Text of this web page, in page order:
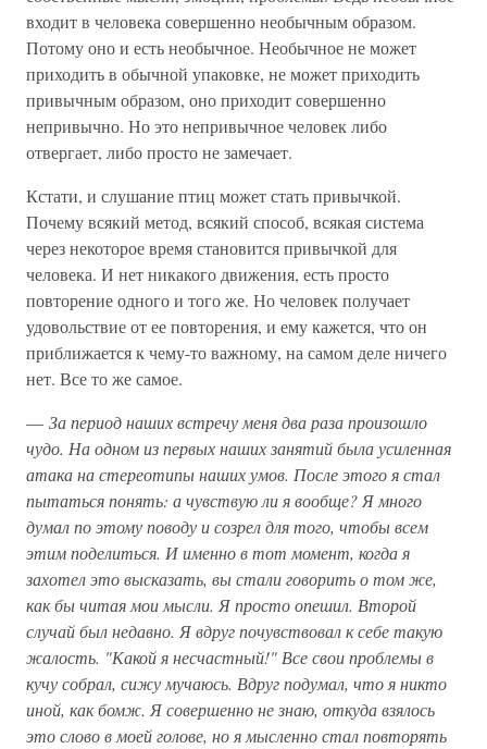
входит в человека совершенно необычным образом.
Потому оно и есть необычное. Необычное не может
приходить в обычной упаковке, не может приходить
привычным образом, оно приходит совершенно
непривычно. Но это непривычное человек либо
отвергает, либо просто не замечает.
Кстати, и слушание птиц может стать привычкой.
Почему всякий метод, всякий способ, всякая система
через некоторое время становится привычкой для
человека. И нет никакого движения, есть просто
повторение одного и того же. Но человек получает
удовольствие от ее повторения, и ему кажется, что он
приближается к чему-то важному, на самом деле ничего
нет. Все то же самое.
— За период наших встречу меня два раза произошло
чудо. На одном из первых наших занятий была усиленная
атака на стереотипы наших умов. После этого я стал
пытаться понять: а чувствую ли я вообще? Я много
думал по этому поводу и созрел для того, чтобы всем
этим поделиться. И именно в тот момент, когда я
захотел это высказать, вы стали говорить о том же,
как бы читая мои мысли. Я просто опешил. Второй
случай был недавно. Я вдруг почувствовал к себе такую
жалость. "Какой я несчастный!" Все свои проблемы в
кучу собрал, сижу мучаюсь. Вдруг подумал, что я никто
иной, как бомж. Я совершенно не знаю, откуда взялось
это слово в моей голове, но я мысленно стал повторять